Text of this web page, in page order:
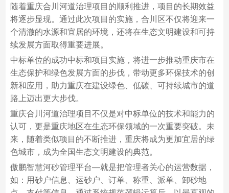
随着重庆合川河道治理项目的顺利推进，项目的长期效益
将逐步显现。通过此次项目的实施，合川区不仅将迎来一
个清澈的水源和宜居的环境，还将在生态文明建设和可持
续发展方面取得重要进展。
中标单位的成功中标和项目实施，将进一步推动重庆市在
生态保护和绿色发展方面的步伐，带动更多环保技术的创
新和应用，助力重庆在建设绿色、低碳、可持续城市的道
路上迈出更大步伐。
重庆合川河道治理项目不仅是对中标单位的技术和能力的
认可，更是重庆地区在生态环保领域的一次重要突破。未
来，随着类似项目的不断推进，重庆将成为更加宜居的绿
色城市，成为全国生态文明建设的典范。
傲鹏智慧河砂管理平台—就是把管理者关心的运营数据，
如：用砂户信息、运砂户、订单、称重、派单、卸砂地